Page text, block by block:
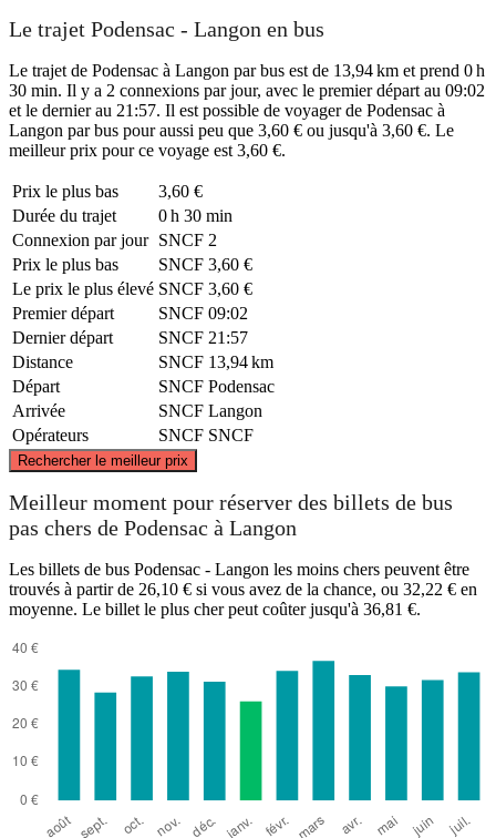
Le trajet Podensac - Langon en bus
Le trajet de Podensac à Langon par bus est de 13,94 km et prend 0 h
30 min. Il y a 2 connexions par jour, avec le premier départ au 09:02
et le dernier au 21:57. Il est possible de voyager de Podensac à
Langon par bus pour aussi peu que 3,60 € ou jusqu'à 3,60 €. Le
meilleur prix pour ce voyage est 3,60 €.
Prix ​​le plus bas
3,60 €
Durée du trajet
0 h 30 min
Connexion par jour SNCF 2
Prix ​​le plus bas
SNCF 3,60 €
Le prix le plus élevé SNCF 3,60 €
Premier départ
SNCF 09:02
Dernier départ
SNCF 21:57
Distance
SNCF 13,94 km
Départ
SNCF Podensac
Arrivée
SNCF Langon
Opérateurs
SNCF SNCF
Rechercher le meilleur prix
Meilleur moment pour réserver des billets de bus
pas chers de Podensac à Langon
Les billets de bus Podensac - Langon les moins chers peuvent être
trouvés à partir de 26,10 € si vous avez de la chance, ou 32,22 € en
moyenne. Le billet le plus cher peut coûter jusqu'à 36,81 €.